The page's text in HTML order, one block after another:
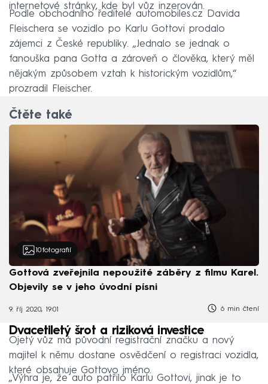
internetové stránky, kde byl vůz inzerován.
Podle obchodního ředitele automobiles.cz Davida
Fleischera se vozidlo po Karlu Gottovi prodalo
zájemci z České republiky. „Jednalo se jednak o
fanouška pana Gotta a zároveň o člověka, který měl
nějakým způsobem vztah k historickým vozidlům,“
prozradil Fleischer.
Čtěte také
10 fotografií
Gottová zveřejnila nepoužité záběry z filmu Karel.
Objevily se v jeho úvodní písni
9. říj 2020, 19:01 6 min čtení
Dvacetiletý šrot a riziková investice
Ojetý vůz má původní registrační značku a nový
majitel k němu dostane osvědčení o registraci vozidla,
které obsahuje Gottovo jméno.
„Výhra je, že auto patřilo Karlu Gottovi, jinak je to